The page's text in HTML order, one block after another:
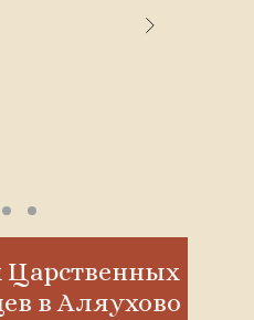
в Аляухово